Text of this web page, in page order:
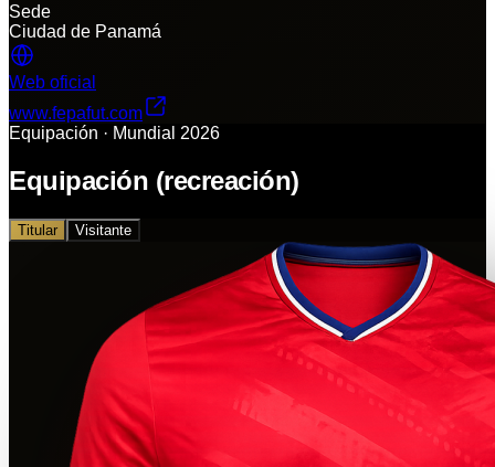
Sede
Ciudad de Panamá
Web oficial
www.fepafut.com
Equipación · Mundial 2026
Equipación (recreación)
Titular Visitante